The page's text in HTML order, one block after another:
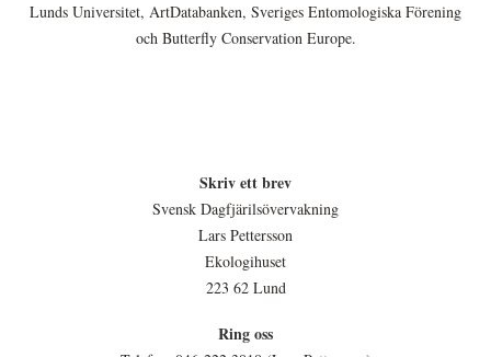
Lunds Universitet, ArtDatabanken, Sveriges Entomologiska Förening
och Butterfly Conservation Europe.
Skriv ett brev
Svensk Dagfjärilsövervakning
Lars Pettersson
Ekologihuset
223 62 Lund
Ring oss